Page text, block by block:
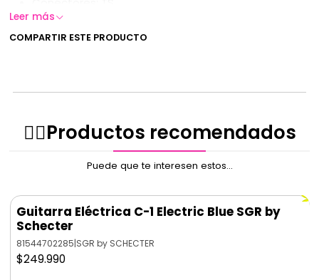
Cápsulas: Schecter Diamond Bass
Leer más
COMPARTIR ESTE PRODUCTO
✌🏻️Productos recomendados
Puede que te interesen estos...
Guitarra Eléctrica C-1 Electric Blue SGR by
Schecter
81544702285|SGR by SCHECTER
$249.990